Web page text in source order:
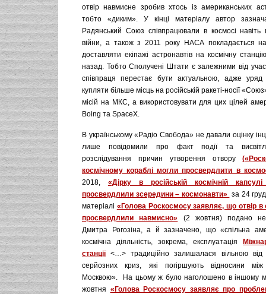
отвір навмисне зробив хтось із американських
тобто «диким». У кінці матеріалу автор
Радянський Союз співпрацювали в космосі навіть
війни, а також з 2011 року НАСА покладається
доставляти екіпажі астронавтів на космічну
назад. Тобто Сполучені Штати є залежними від
співпраця перестає бути актуальною, адже
купляти більше місць на російській ракеті-носії
місій на МКС, а використовувати для цих цілей
Boing та SpaceX.
В українському «Радіо Свобода» не давали оцінку
лише повідомили про факт події та
розслідування причин утворення отвору
космічному кораблі могли просвердлити в
2018, «Дірку в російській космічній
просвердлили зсередини – космонавти» за 24
матеріалі «Голова Роскосмосу заявляє, що отвір в
просвердлили навмисно» (2 жовтня) подано
Дмитра Рогозіна, а й зазначено, що «спільна
космічна діяльність, зокрема, експлуатація
станції<…> традиційно залишалася вільною від
серйозних криз, які погіршують відносини
Москвою». На цьому ж було наголошено в іншому
жовтня «Голова Роскосмосу заявляє про